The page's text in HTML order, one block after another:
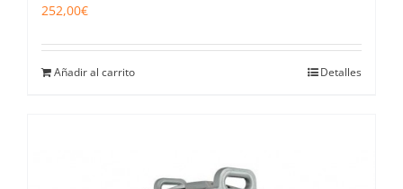
252,00€
Añadir al carrito Detalles